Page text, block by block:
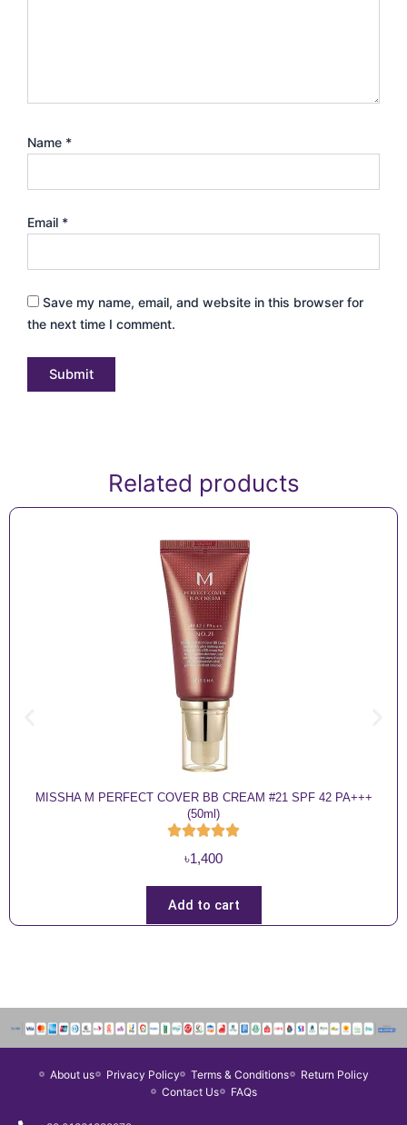
Name *
Email *
Save my name, email, and website in this browser for
the next time I comment.
Related products
MISSHA M PERFECT COVER BB CREAM #21 SPF 42 PA+++
(50ml)
৳1,400
Add to cart
About us Privacy Policy Terms & Conditions
Return Policy
Contact Us
FAQs